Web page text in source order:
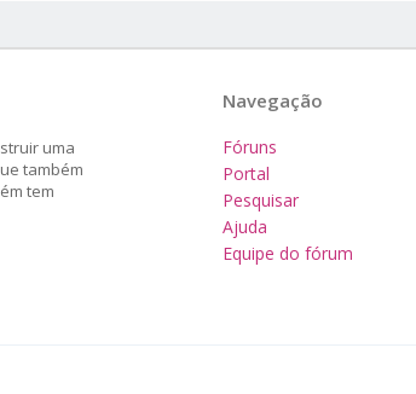
uma
também
tem
Navegação
Fóruns
Portal
Pesquisar
Ajuda
Equipe do fórum